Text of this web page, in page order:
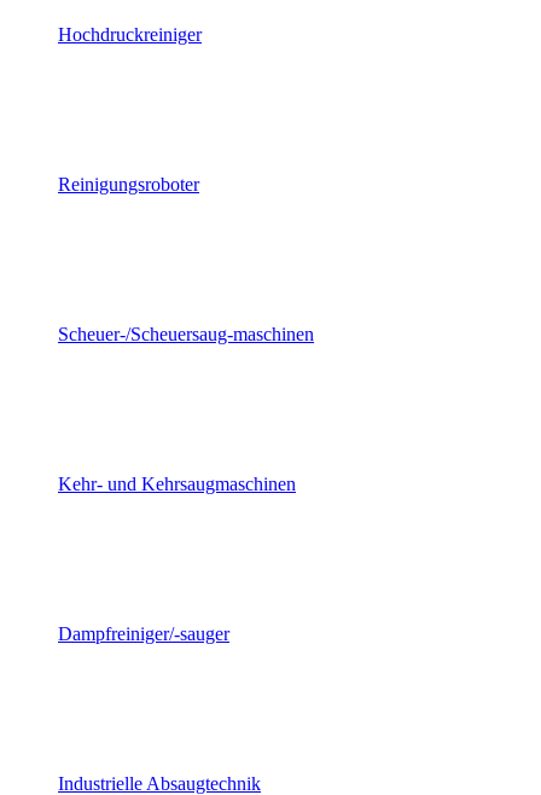
Hochdruckreiniger
Reinigungsroboter
Scheuer-/Scheuersaug-maschinen
Kehr- und Kehrsaugmaschinen
Dampfreiniger/-sauger
Industrielle Absaugtechnik